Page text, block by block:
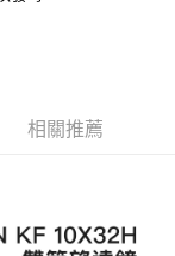
相關推薦